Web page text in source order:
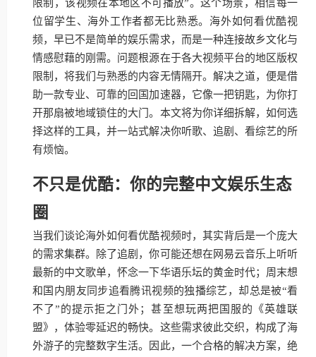
限制，该视频在本地区不可播放”。这个场景，相信每一
位留学生、海外工作者都无比熟悉。海外如何看优酷视
频，早已不是简单的娱乐需求，而是一种连接故乡文化与
情感慰藉的刚需。问题根源在于各大视频平台的地区版权
限制，将我们与熟悉的内容无情隔开。解决之道，便是借
助一款专业、可靠的回国加速器，它像一把钥匙，为你打
开那扇被地域锁住的大门。本文将为你详细拆解，如何选
择这样的工具，并一站式解决你听歌、追剧、看综艺的所
有烦恼。
不只是优酷：你的完整中文娱乐生态
圈
当我们谈论海外如何看优酷视频时，其实背后是一个庞大
的需求集群。除了追剧，你可能还想在网易云音乐上听听
最新的中文歌单，怀念一下华语乐坛的黄金时代；周末想
和国内朋友同步追看腾讯视频的独播综艺，却总是被“看
不了”的提示拒之门外；甚至想玩两把国服的《英雄联
盟》，体验零延迟的畅快。这些需求彼此交织，构成了海
外游子的完整数字生活。因此，一个合格的解决方案，绝